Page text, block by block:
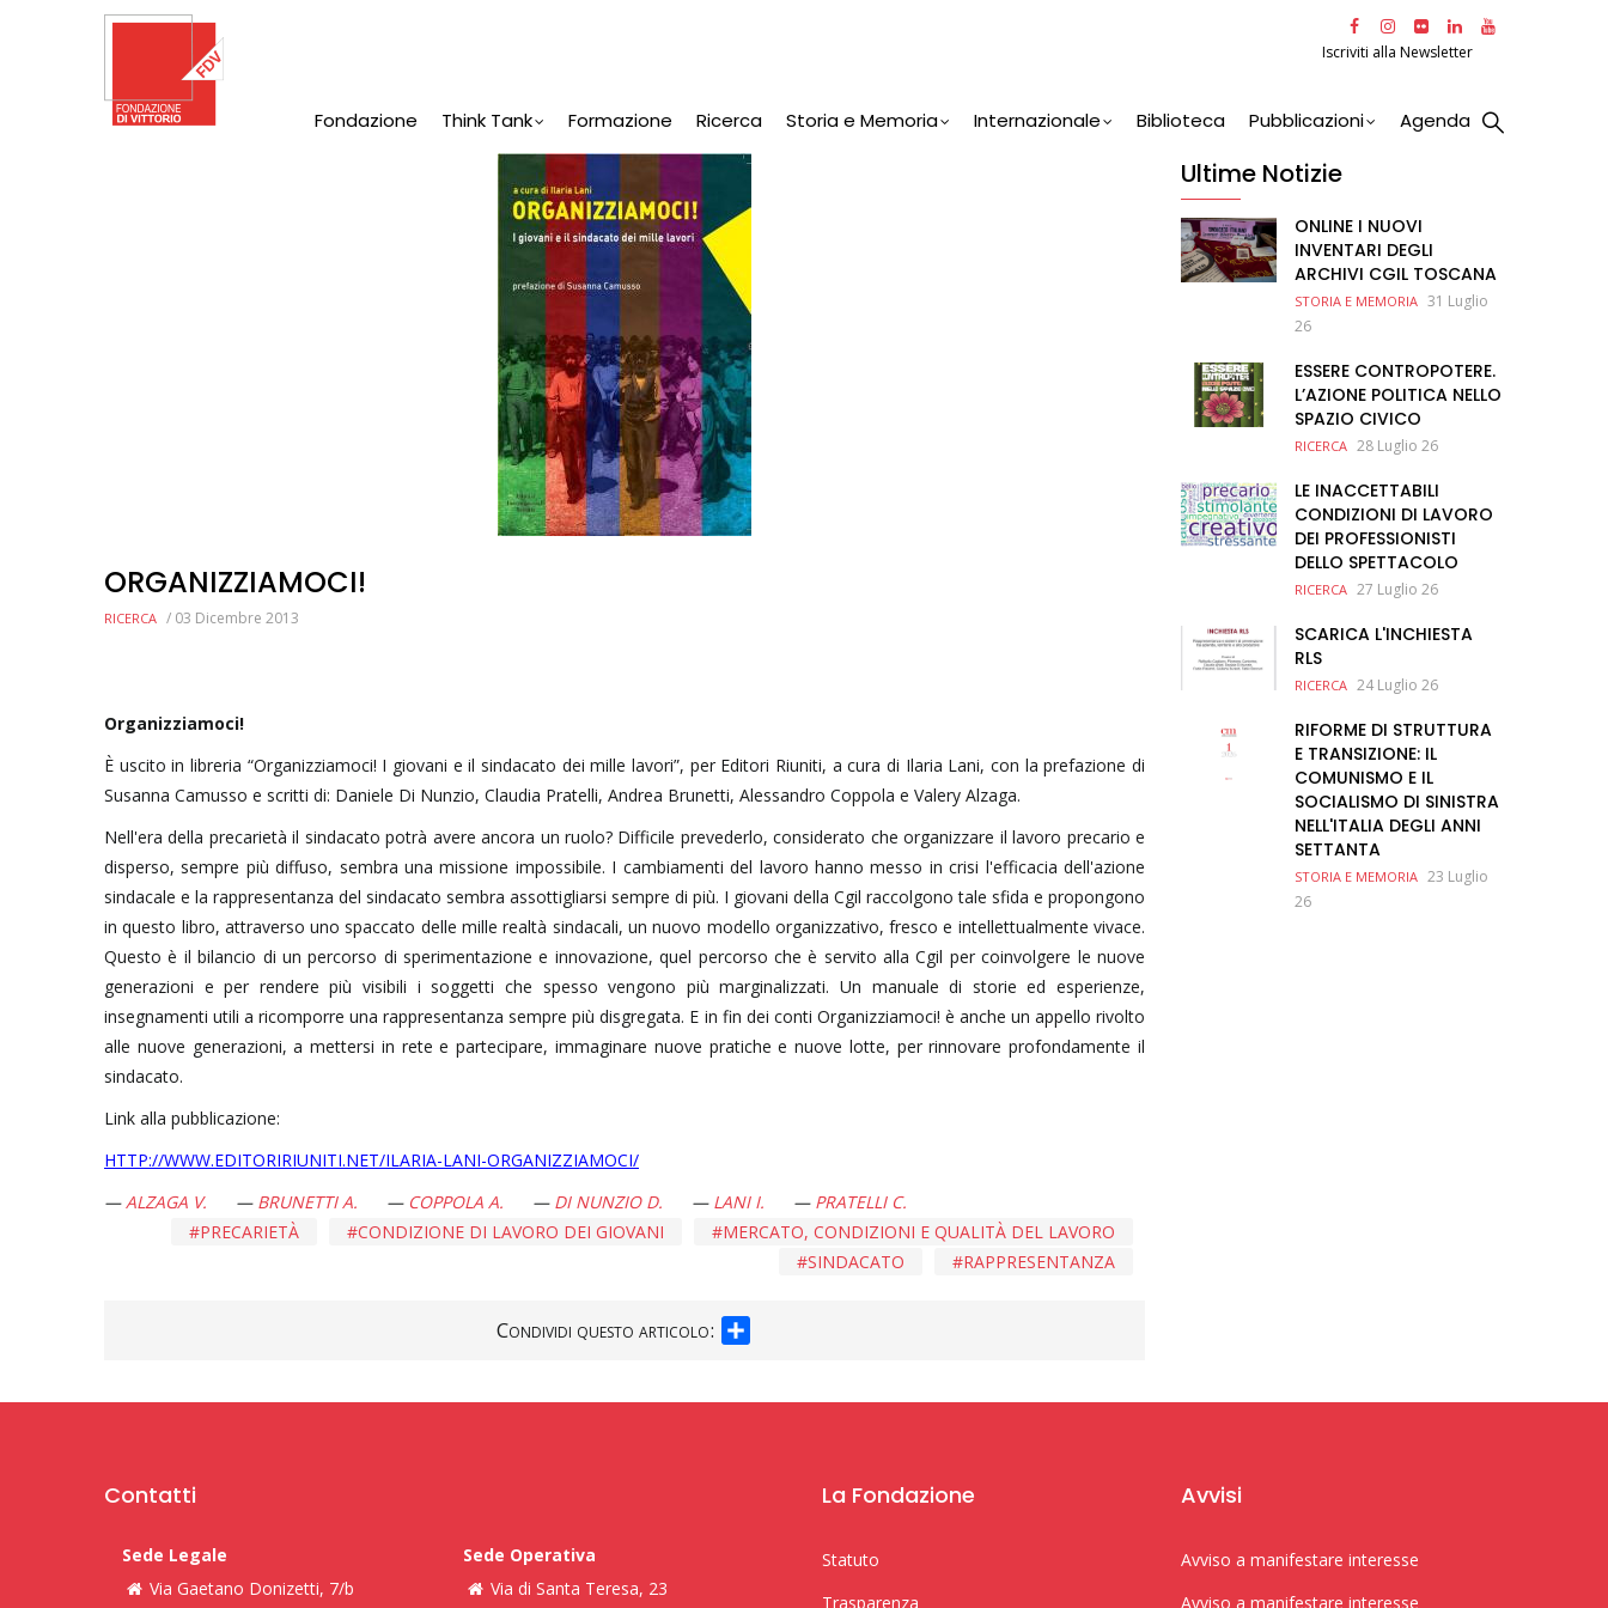
Iscriviti alla Newsletter
Fondazione Think Tank Formazione Ricerca Storia e Memoria Internazionale Biblioteca Pubblicazioni Agenda
ORGANIZZIAMOCI!
RICERCA / 03 Dicembre 2013
Organizziamoci!
È uscito in libreria “Organizziamoci! I giovani e il sindacato dei mille lavori”, per Editori Riuniti, a cura di Ilaria Lani, con la prefazione di
Susanna Camusso e scritti di: Daniele Di Nunzio, Claudia Pratelli, Andrea Brunetti, Alessandro Coppola e Valery Alzaga.
Nell'era della precarietà il sindacato potrà avere ancora un ruolo? Difficile prevederlo, considerato che organizzare il lavoro precario e
disperso, sempre più diffuso, sembra una missione impossibile. I cambiamenti del lavoro hanno messo in crisi l'efficacia dell'azione
sindacale e la rappresentanza del sindacato sembra assottigliarsi sempre di più. I giovani della Cgil raccolgono tale sfida e propongono
in questo libro, attraverso uno spaccato delle mille realtà sindacali, un nuovo modello organizzativo, fresco e intellettualmente vivace.
Questo è il bilancio di un percorso di sperimentazione e innovazione, quel percorso che è servito alla Cgil per coinvolgere le nuove
generazioni e per rendere più visibili i soggetti che spesso vengono più marginalizzati. Un manuale di storie ed esperienze,
insegnamenti utili a ricomporre una rappresentanza sempre più disgregata. E in fin dei conti Organizziamoci! è anche un appello rivolto
alle nuove generazioni, a mettersi in rete e partecipare, immaginare nuove pratiche e nuove lotte, per rinnovare profondamente il
sindacato.
Link alla pubblicazione:
HTTP://WWW.EDITORIRIUNITI.NET/ILARIA-LANI-ORGANIZZIAMOCI/
ALZAGA V.
BRUNETTI A. COPPOLA A. DI NUNZIO D. LANI I.
PRATELLI C.
MERCATO, CONDIZIONI E QUALITÀ DEL LAVORO
CONDIZIONE DI LAVORO DEI GIOVANI
PRECARIETÀ
RAPPRESENTANZA
SINDACATO
Condividi questo articolo:
Ultime Notizie
ONLINE I NUOVI
INVENTARI DEGLI
ARCHIVI CGIL TOSCANA
STORIA E MEMORIA 31 Luglio
26
ESSERE CONTROPOTERE.
L’AZIONE POLITICA NELLO
SPAZIO CIVICO
RICERCA 28 Luglio 26
LE INACCETTABILI
CONDIZIONI DI LAVORO
DEI PROFESSIONISTI
DELLO SPETTACOLO
RICERCA 27 Luglio 26
SCARICA L'INCHIESTA
RLS
RICERCA 24 Luglio 26
RIFORME DI STRUTTURA
E TRANSIZIONE: IL
COMUNISMO E IL
SOCIALISMO DI SINISTRA
NELL'ITALIA DEGLI ANNI
SETTANTA
STORIA E MEMORIA 23 Luglio
26
Contatti
Sede Legale
Via Gaetano Donizetti, 7/b
Sede Operativa
Via di Santa Teresa, 23
La Fondazione
Statuto
Trasparenza
Avvisi
Avviso a manifestare interesse
Avviso a manifestare interesse